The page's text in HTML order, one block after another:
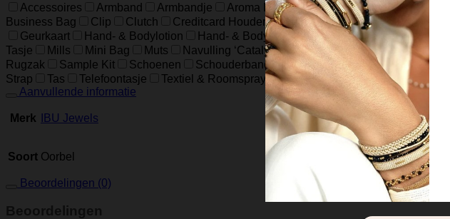
Accessoires
Armband Armbandje Aroma Diffuser Autogeur Avondtasje
Business Bag
Clip Clutch Creditcard Houder Creditcard Wallet Crossbody
Geurkaart
Hand- & Bodylotion Hand- & Bodywash Handschoen Handtas
Tasje
Mills Mini Bag Muts Navulling ‘Catalytic’ Geurbrander Navulling Reed
Rugzak
Sample Kit Schoenen Schouderband schoudertas Set Lont-trimmer
Strap
Tas Telefoontasje Textiel & Roomspray Toilettas Tote Bag Travel
Aanvullende informatie
Merk IBU Jewels
Soort Oorbel
Beoordelingen (0)
Beoordelingen